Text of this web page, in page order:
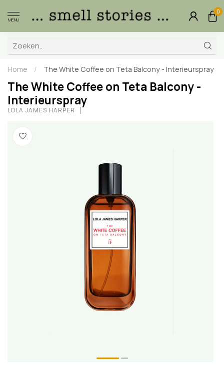
MENU
0
Home / The White Coffee on Teta Balcony - Interieurspray
The White Coffee on Teta Balcony -
Interieurspray
LOLA JAMES HARPER